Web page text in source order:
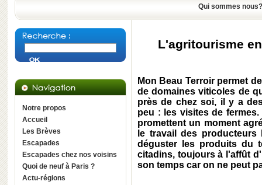
Qui sommes nous?
Notre propos
Accueil
Les Brèves
Escapades
Escapades chez nos voisins
Quoi de neuf à Paris ?
Actu-régions
L'agritourisme
Mon Beau Terroir permet
de domaines viticoles de
près de chez soi, il y a
peu : les visites de
promettent un moment
le travail des
déguster les produits du
citadins, toujours à l'affût
son temps car on ne peut